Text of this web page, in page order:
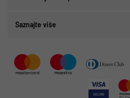
Saznajte više